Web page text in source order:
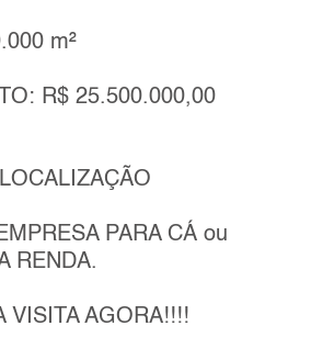
m²
R$ 25.500.000,00
PARA CÁ ou
RENDA.
VISITA AGORA!!!!